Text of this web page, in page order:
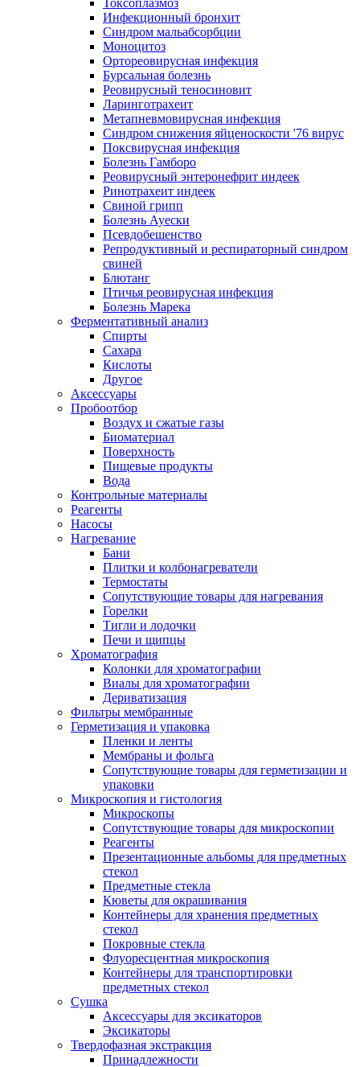
Токсоплазмоз
Инфекционный бронхит
Синдром мальабсорбции
Моноцитоз
Ортореовирусная инфекция
Бурсальная болезнь
Реовирусный теносиновит
Ларинготрахеит
Метапневмовирусная инфекция
Синдром снижения яйценоскости '76 вирус
Поксвирусная инфекция
Болезнь Гамборо
Реовирусный энтеронефрит индеек
Ринотрахеит индеек
Свиной грипп
Болезнь Ауески
Псевдобешенство
Репродуктивный и респираторный синдром
свиней
Блютанг
Птичья реовирусная инфекция
Болезнь Марека
Ферментативный анализ
Спирты
Сахара
Кислоты
Другое
Аксессуары
Пробоотбор
Воздух и сжатые газы
Биоматериал
Поверхность
Пищевые продукты
Вода
Контрольные материалы
Реагенты
Насосы
Нагревание
Бани
Плитки и колбонагреватели
Термостаты
Сопутствующие товары для нагревания
Горелки
Тигли и лодочки
Печи и щипцы
Хроматография
Колонки для хроматографии
Виалы для хроматографии
Дериватизация
Фильтры мембранные
Герметизация и упаковка
Пленки и ленты
Мембраны и фольга
Сопутствующие товары для герметизации и
упаковки
Микроскопия и гистология
Микроскопы
Сопутствующие товары для микроскопии
Реагенты
Презентационные альбомы для предметных
стекол
Предметные стекла
Кюветы для окрашивания
Контейнеры для хранения предметных
стекол
Покровные стекла
Флуоресцентная микроскопия
Контейнеры для транспортировки
предметных стекол
Сушка
Аксессуары для эксикаторов
Эксикаторы
Твердофазная экстракция
Принадлежности